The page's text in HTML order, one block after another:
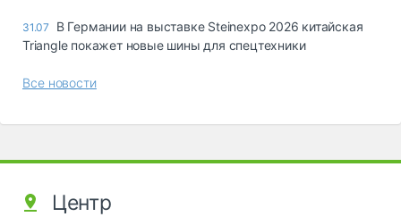
31.07
В Германии на выставке Steinexpo 2026 китайская
Triangle покажет новые шины для спецтехники
Все новости
Центр